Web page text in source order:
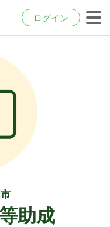
ログイン
助成